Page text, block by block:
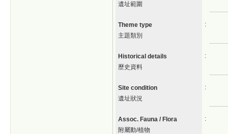
遺址範圍
Theme type
主題類別
:
Historical details
歷史資料
:
Site condition
遺址狀況
:
Assoc. Fauna / Flora
附屬動/植物
: